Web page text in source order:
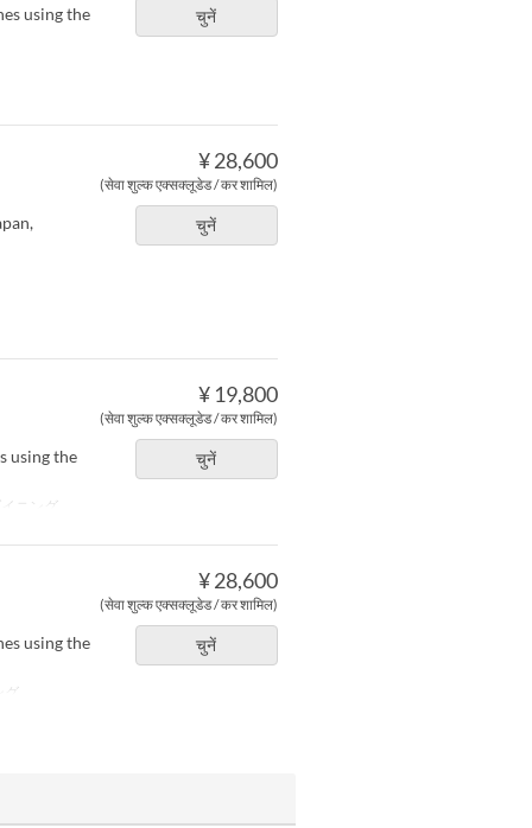
चुनें
using the
¥ 28,600
(सेवा शुल्क एक्सक्लूडेड / कर शामिल)
चुनें
¥ 19,800
(सेवा शुल्क एक्सक्लूडेड / कर शामिल)
चुनें
using the
ニング
¥ 28,600
(सेवा शुल्क एक्सक्लूडेड / कर शामिल)
चुनें
using the
グ